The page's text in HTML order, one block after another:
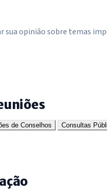
sua opinião sobre temas
de Conselhos Consultas